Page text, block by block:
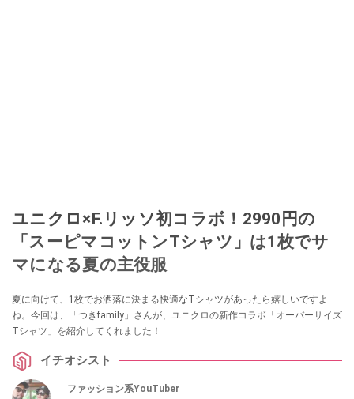
ユニクロ×F.リッソ初コラボ！2990円の
「スーピマコットンTシャツ」は1枚でサ
マになる夏の主役服
夏に向けて、1枚でお洒落に決まる快適なTシャツがあったら嬉しいですよ
ね。今回は、「つきfamily」さんが、ユニクロの新作コラボ「オーバーサイズ
Tシャツ」を紹介してくれました！
イチオシスト
ファッション系YouTuber